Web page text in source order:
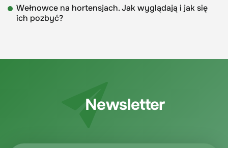
Wełnowce na hortensjach. Jak wyglądają i jak się
ich pozbyć?
Newsletter